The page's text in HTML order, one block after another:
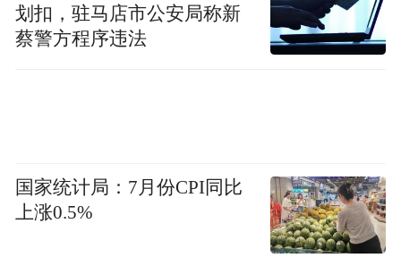
划扣，驻马店市公安局称新
蔡警方程序违法
国家统计局：7月份CPI同比
上涨0.5%